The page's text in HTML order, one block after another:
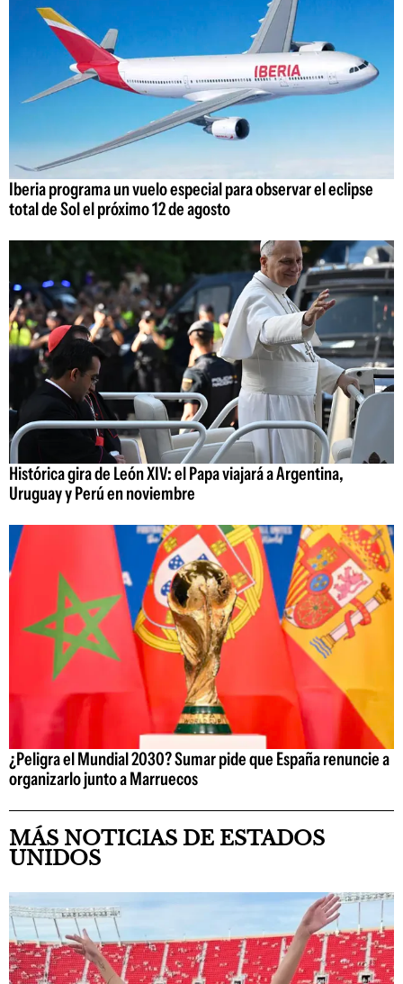
Iberia programa un vuelo especial para observar el eclipse
total de Sol el próximo 12 de agosto
Histórica gira de León XIV: el Papa viajará a Argentina,
Uruguay y Perú en noviembre
¿Peligra el Mundial 2030? Sumar pide que España renuncie a
organizarlo junto a Marruecos
MÁS NOTICIAS DE ESTADOS
UNIDOS